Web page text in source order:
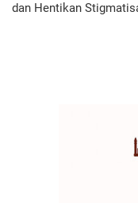
dan Hentikan